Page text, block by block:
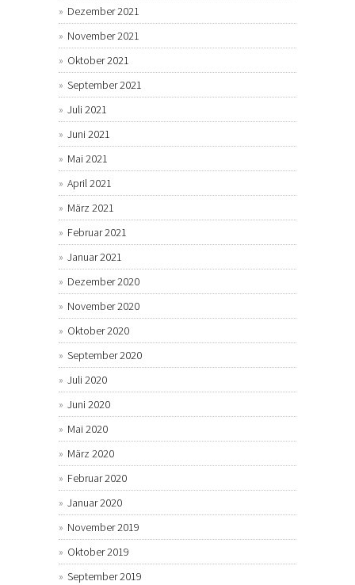
Dezember 2021
November 2021
Oktober 2021
September 2021
Juli 2021
Juni 2021
Mai 2021
April 2021
März 2021
Februar 2021
Januar 2021
Dezember 2020
November 2020
Oktober 2020
September 2020
Juli 2020
Juni 2020
Mai 2020
März 2020
Februar 2020
Januar 2020
November 2019
Oktober 2019
September 2019